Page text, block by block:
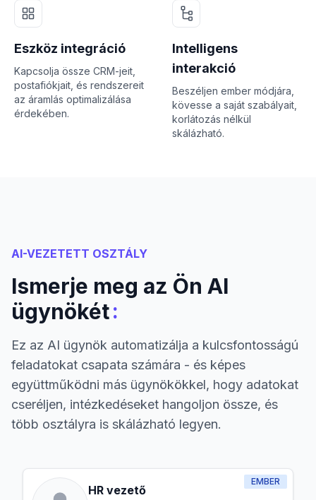
Eszköz integráció
Kapcsolja össze CRM-jeit,
postafiókjait, és rendszereit
az áramlás optimalizálása
érdekében.
Intelligens
interakció
Beszéljen ember módjára,
kövesse a saját szabályait,
korlátozás nélkül
skálázható.
AI-VEZETETT OSZTÁLY
Ismerje meg az Ön AI
ügynökét:
Ez az AI ügynök automatizálja a kulcsfontosságú
feladatokat csapata számára - és képes
együttműködni más ügynökökkel, hogy adatokat
cseréljen, intézkedéseket hangoljon össze, és
több osztályra is skálázható legyen.
EMBER
HR vezető